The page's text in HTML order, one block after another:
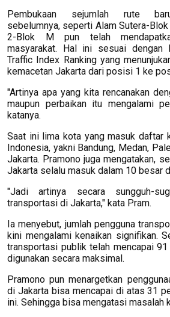
Pembukaan sejumlah rute
sebelumnya, seperti Alam Sutera-
2-Blok M pun telah
masyarakat. Hal ini sesuai dengan
Traffic Index Ranking yang
kemacetan Jakarta dari posisi 1 ke
"Artinya apa yang kita rencanakan
maupun perbaikan itu mengalami
katanya.
Saat ini lima kota yang masuk daftar
Indonesia, yakni Bandung, Medan,
Jakarta. Pramono juga mengatakan,
Jakarta selalu masuk dalam 10 besar
"Jadi artinya secara sungguh-
transportasi di Jakarta," kata Pram.
Ia menyebut, jumlah pengguna
kini mengalami kenaikan signifikan.
transportasi publik telah mencapai
digunakan secara maksimal.
Pramono pun menargetkan
di Jakarta bisa mencapai di atas 31
ini. Sehingga bisa mengatasi masalah